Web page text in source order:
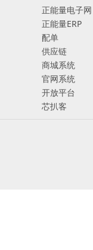
正能量电子网
正能量ERP
配单
供应链
商城系统
官网系统
开放平台
芯扒客